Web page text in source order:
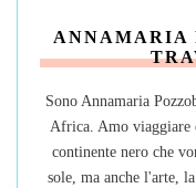
ANNAMARIA
Sono Annamaria
Africa. Amo viaggiare
continente nero che
sole, ma anche l'arte,